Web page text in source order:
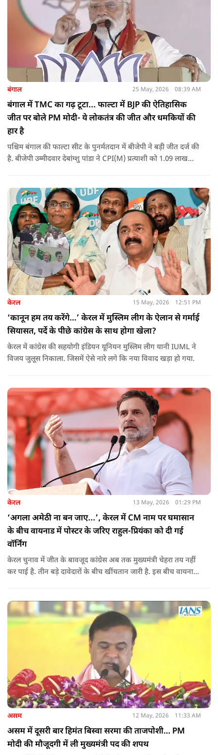
बंगाल 25 May, 2026 08:39 AM
बंगाल में TMC का गढ़ टूटा... फाल्टा में BJP की ऐतिहासिक
जीत पर बोले PM मोदी- ये लोकतंत्र की जीत और धमकियों की
हार है
पश्चिम बंगाल की फाल्टा सीट के पुनर्मतदान में बीजेपी ने बड़ी जीत दर्ज की
है. बीजेपी उम्मीदवार देबांग्शु पांडा ने CPI(M) प्रत्याशी को 1.09 लाख
केरल 15 May, 2026 12:51 PM
‘कानून हम तय करेंगे…’ केरल में मुस्लिम लीग के ऐलान से गर्माई
सियासत, पर्दे के पीछे कांग्रेस के साथ होगा खेला?
केरल में कांग्रेस की सहयोगी इंडियन यूनियन मुस्लिम लीग यानी IUML ने
विजय जुलूस निकाला. जिसमें ऐसे नारे लगे कि नया विवाद खड़ा हो गया.
केरल 13 May, 2026 01:29 PM
‘अगला अमेठी ना बन जाए...’, केरल में CM नाम पर घमासान
के बीच वायनाड में पोस्टर के जरिए राहुल-प्रियंका को दी गई
वॉर्निंग
केरल चुनाव में जीत के बावजूद कांग्रेस अब तक मुख्यमंत्री चेहरा तय नहीं
कर पाई है. तीन बड़े दावेदारों के बीच खींचतान जारी है. इस बीच वायनाड
असम 12 May, 2026 11:33 AM
असम में दूसरी बार हिमंत बिस्वा सरमा की ताजपोशी… PM
मोदी की मौजूदगी में ली मुख्यमंत्री पद की शपथ